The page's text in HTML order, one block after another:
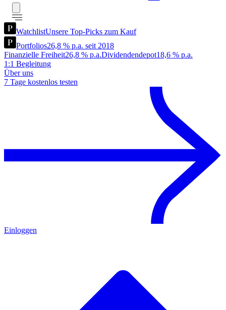
WatchlistUnsere Top-Picks zum Kauf
Portfolios26,8 % p.a. seit 2018
Finanzielle Freiheit26,8 % p.a.Dividendendepot18,6 % p.a.
1:1 Begleitung
Über uns
7 Tage kostenlos testen
Einloggen